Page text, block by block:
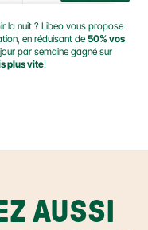
la nuit ? Libeo vous propose
en réduisant de 50% vos
par semaine gagné sur
plus vite!
AUSSI